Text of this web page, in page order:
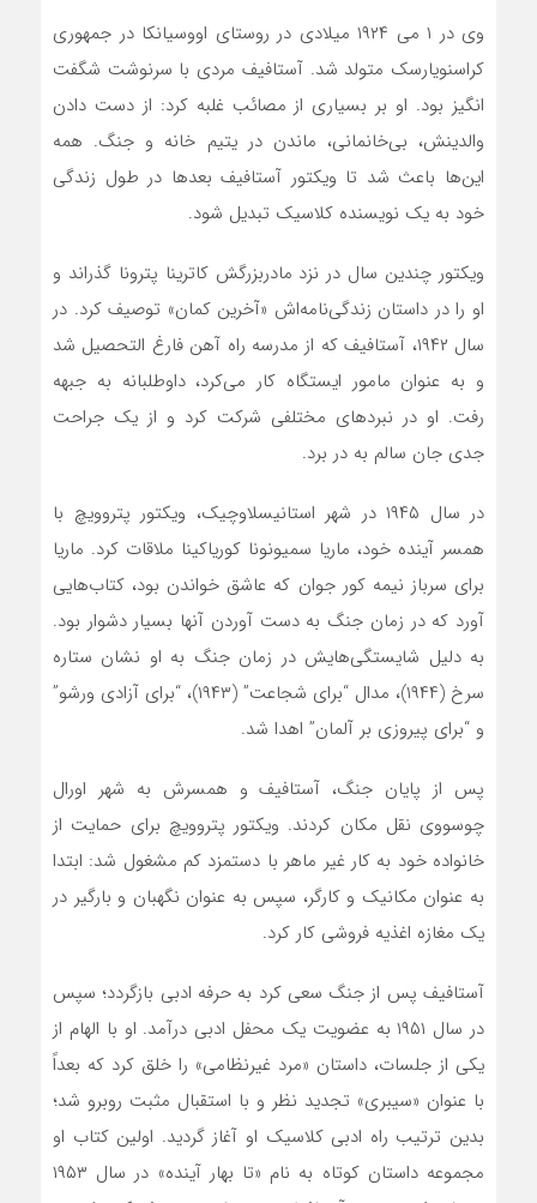
وی در ۱ می ۱۹۲۴ میلادی در روستای اووسیانکا در جمهوری
کراسنویارسک متولد شد. آستافیف مردی با سرنوشت شگفت
انگیز بود. او بر بسیاری از مصائب غلبه کرد: از دست دادن
والدینش، بی‌خانمانی، ماندن در یتیم خانه و جنگ. همه
این‌ها باعث شد تا ویکتور آستافیف بعدها در طول زندگی
خود به یک نویسنده کلاسیک تبدیل شود.
ویکتور چندین سال در نزد مادربزرگش کاترینا پترونا گذراند و
او را در داستان زندگی‌نامه‌اش «آخرین کمان» توصیف کرد. در
سال ۱۹۴۲، آستافیف که از مدرسه راه آهن فارغ التحصیل شد
و به عنوان مامور ایستگاه کار می‌کرد، داوطلبانه به جبهه
رفت. او در نبردهای مختلفی شرکت کرد و از یک جراحت
جدی جان سالم به در برد.
در سال ۱۹۴۵ در شهر استانیسلاوچیک، ویکتور پتروویچ با
همسر آینده خود، ماریا سمیونونا کوریاکینا ملاقات کرد. ماریا
برای سرباز نیمه کور جوان که عاشق خواندن بود، کتاب‌هایی
آورد که در زمان جنگ به دست آوردن آنها بسیار دشوار بود.
به دلیل شایستگی‌هایش در زمان جنگ به او نشان ستاره
سرخ (۱۹۴۴)، مدال “برای شجاعت” (۱۹۴۳)، “برای آزادی ورشو”
و “برای پیروزی بر آلمان” اهدا شد.
پس از پایان جنگ، آستافیف و همسرش به شهر اورال
چوسووی نقل مکان کردند. ویکتور پتروویچ برای حمایت از
خانواده خود به کار غیر ماهر با دستمزد کم مشغول شد: ابتدا
به عنوان مکانیک و کارگر، سپس به عنوان نگهبان و بارگیر در
یک مغازه اغذیه فروشی کار کرد.
آستافیف پس از جنگ سعی کرد به حرفه ادبی بازگردد؛ سپس
در سال ۱۹۵۱ به عضویت یک محفل ادبی درآمد. او با الهام از
یکی از جلسات، داستان «مرد غیرنظامی» را خلق کرد که بعداً
با عنوان «سیبری» تجدید نظر و با استقبال مثبت روبرو شد؛
بدین ترتیب راه ادبی کلاسیک او آغاز گردید. اولین کتاب او
مجموعه داستان کوتاه به نام «تا بهار آینده» در سال ۱۹۵۳